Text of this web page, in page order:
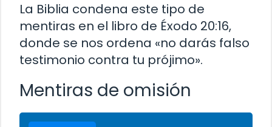
La Biblia condena este tipo de
mentiras en el libro de Éxodo 20:16,
donde se nos ordena «no darás falso
testimonio contra tu prójimo».
Mentiras de omisión